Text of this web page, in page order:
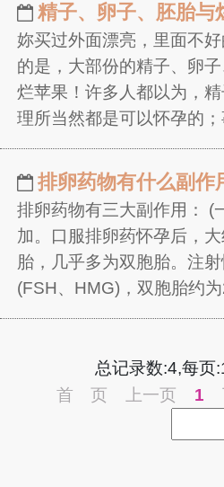
精子、卵子、胚胎与
妳买过外面漂亮，里面不
的是，大部份的精子、卵
烂苹果！许多人都以为，
理所当然都是可以怀孕的
排卵药物有什么副作
排卵药物有三大副作用： (
加。口服排卵药怀孕后，
胎，几乎多为双胞胎。注
(FSH、HMG)，双胞胎约
总记录数:4,每页
首 页
上一页 1